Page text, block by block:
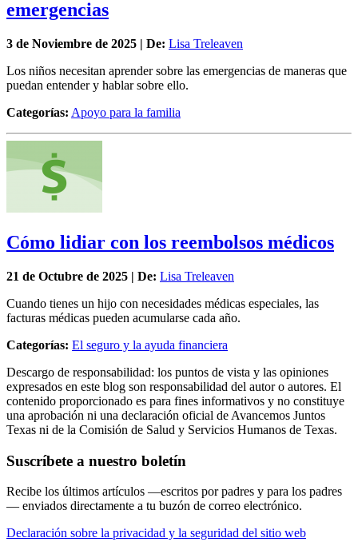
emergencias
3 de Noviembre de 2025 | De: Lisa Treleaven
Los niños necesitan aprender sobre las emergencias de maneras que
puedan entender y hablar sobre ello.
Categorías: Apoyo para la familia
Cómo lidiar con los reembolsos médicos
21 de Octubre de 2025 | De: Lisa Treleaven
Cuando tienes un hijo con necesidades médicas especiales, las
facturas médicas pueden acumularse cada año.
Categorías: El seguro y la ayuda financiera
Descargo de responsabilidad: los puntos de vista y las opiniones
expresados en este blog son responsabilidad del autor o autores. El
contenido proporcionado es para fines informativos y no constituye
una aprobación ni una declaración oficial de Avancemos Juntos
Texas ni de la Comisión de Salud y Servicios Humanos de Texas.
Suscríbete a nuestro boletín
Recibe los últimos artículos —escritos por padres y para los padres
— enviados directamente a tu buzón de correo electrónico.
Declaración sobre la privacidad y la seguridad del sitio web